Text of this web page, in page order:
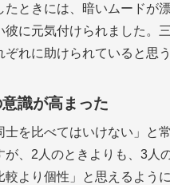
たときには、暗いムードが
彼に元気付けられました。
ぞれに助けられていると思
識が高まった
士を比べてはいけない」と
が、2人のときよりも、3人
較より個性」と思えるよう